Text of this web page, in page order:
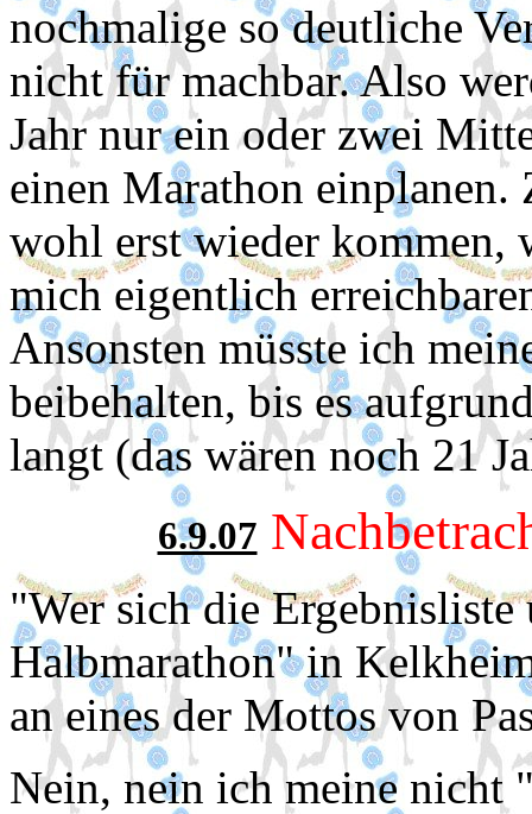
nochmalige so deutliche
nicht für machbar. Also
Jahr nur ein oder zwei
einen Marathon
wohl erst wieder kommen,
mich eigentlich
Ansonsten müsste ich
beibehalten, bis es
langt (das wären noch 21
6.9.07
"Wer sich die
Halbmarathon" in
an eines der Mottos von
Nein, nein ich meine nicht